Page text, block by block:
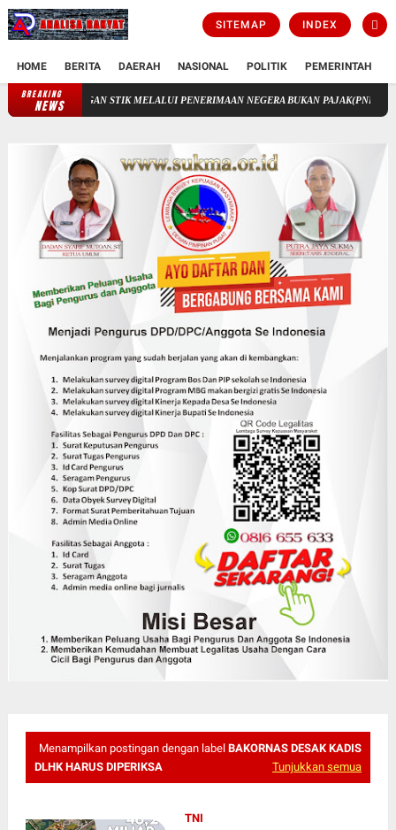
SITEMAP INDEX
HOME BERITA DAERAH NASIONAL POLITIK PEMERINTAH
BREAKING
NEWSSTIK MELALUI PENERIMAAN NEGERA BUKAN PAJAK(PNBP)
Menampilkan postingan dengan label BAKORNAS DESAK KADIS
DLHK HARUS DIPERIKSA
Tunjukkan semua
TNI